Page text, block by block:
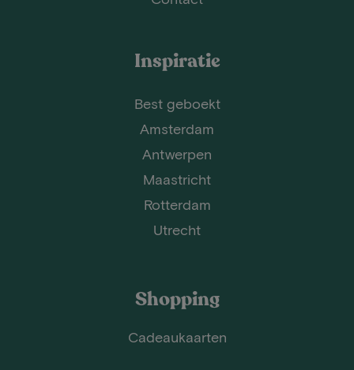
Inspiratie
Best geboekt
Amsterdam
Antwerpen
Maastricht
Rotterdam
Utrecht
Shopping
Cadeaukaarten